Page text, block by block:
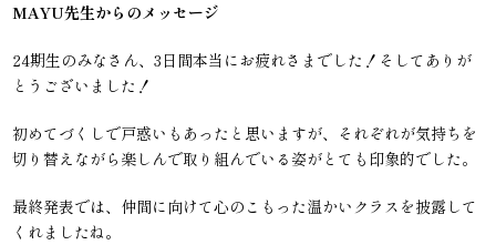
MAYU先生からのメッセージ
24期生のみなさん、3日間本当にお疲れさまでした！そしてありが
とうございました！
初めてづくしで戸惑いもあったと思いますが、それぞれが気持ちを
切り替えながら楽しんで取り組んでいる姿がとても印象的でした。
最終発表では、仲間に向けて心のこもった温かいクラスを披露して
くれましたね。